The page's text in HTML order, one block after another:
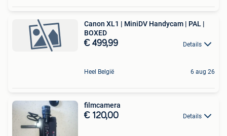
Canon XL1 | MiniDV Handycam | PAL |
BOXED
€ 499,99 Details
Heel België 6 aug 26
filmcamera
€ 120,00 Details